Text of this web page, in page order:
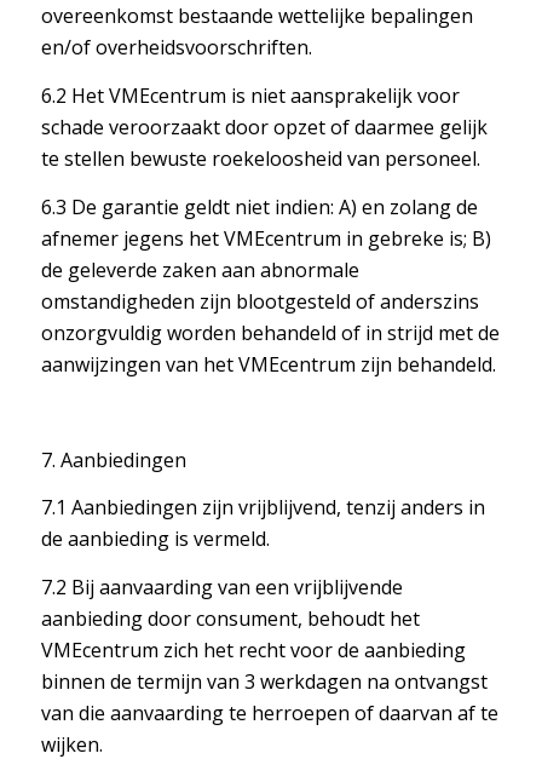
overeenkomst bestaande wettelijke bepalingen
en/of overheidsvoorschriften.
6.2 Het VMEcentrum is niet aansprakelijk voor
schade veroorzaakt door opzet of daarmee gelijk
te stellen bewuste roekeloosheid van personeel.
6.3 De garantie geldt niet indien: A) en zolang de
afnemer jegens het VMEcentrum in gebreke is; B)
de geleverde zaken aan abnormale
omstandigheden zijn blootgesteld of anderszins
onzorgvuldig worden behandeld of in strijd met de
aanwijzingen van het VMEcentrum zijn behandeld.
7. Aanbiedingen
7.1 Aanbiedingen zijn vrijblijvend, tenzij anders in
de aanbieding is vermeld.
7.2 Bij aanvaarding van een vrijblijvende
aanbieding door consument, behoudt het
VMEcentrum zich het recht voor de aanbieding
binnen de termijn van 3 werkdagen na ontvangst
van die aanvaarding te herroepen of daarvan af te
wijken.